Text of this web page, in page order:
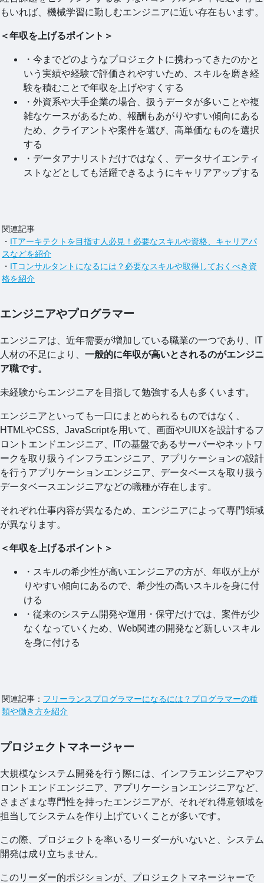
もいれば、機械学習に勤しむエンジニアに近い存在もいます。
＜年収を上げるポイント＞
・今までどのようなプロジェクトに携わってきたのかと
いう実績や経験で評価されやすいため、スキルを磨き経
験を積むことで年収を上げやすくする
・外資系や大手企業の場合、扱うデータが多いことや複
雑なケースがあるため、報酬もあがりやすい傾向にある
ため、クライアントや案件を選び、高単価なものを選択
する
・データアナリストだけではなく、データサイエンティ
ストなどとしても活躍できるようにキャリアアップする
関連記事
・ ITアーキテクトを目指す人必見！必要なスキルや資格、キャリアパ
スなどを紹介
・ ITコンサルタントになるには？必要なスキルや取得しておくべき資
格を紹介
エンジニアやプログラマー
エンジニアは、近年需要が増加している職業の一つであり、IT
人材の不足により、 一般的に年収が高いとされるのがエンジニ
ア職です。
未経験からエンジニアを目指して勉強する人も多くいます。
エンジニアといっても一口にまとめられるものではなく、
HTMLやCSS、JavaScriptを用いて、画面やUIUXを設計するフ
ロントエンドエンジニア、ITの基盤であるサーバーやネットワ
ークを取り扱うインフラエンジニア、アプリケーションの設計
を行うアプリケーションエンジニア、データベースを取り扱う
データベースエンジニアなどの職種が存在します。
それぞれ仕事内容が異なるため、エンジニアによって専門領域
が異なります。
＜年収を上げるポイント＞
・スキルの希少性が高いエンジニアの方が、年収が上が
りやすい傾向にあるので、希少性の高いスキルを身に付
ける
・従来のシステム開発や運用・保守だけでは、案件が少
なくなっていくため、Web関連の開発など新しいスキル
を身に付ける
関連記事： フリーランスプログラマーになるには？プログラマーの種
類や働き方を紹介
プロジェクトマネージャー
大規模なシステム開発を行う際には、インフラエンジニアやフ
ロントエンドエンジニア、アプリケーションエンジニアなど、
さまざまな専門性を持ったエンジニアが、それぞれ得意領域を
担当してシステムを作り上げていくことが多いです。
この際、プロジェクトを率いるリーダーがいないと、システム
開発は成り立ちません。
このリーダー的ポジションが、プロジェクトマネージャーで